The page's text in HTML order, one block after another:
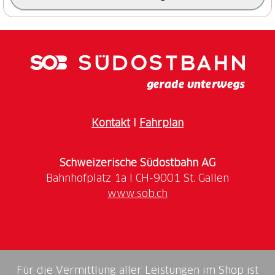
Surselva Tourismus AG
Info Brigels
Via Principala 32
CH-7165 Breil/Brigels
www.surselva.info
KontaktI Fahrplan
Schweizerische Südostbahn AG
www.sob.ch
Für die Vermittlung aller Leistungen im Shop ist